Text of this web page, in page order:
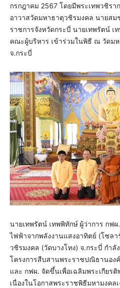
กรกฎาคม 2567 โดยมีพระเทพวชิรา
อาวาสวัดมหาธาตุวชิรมงคล นายส
ราชการจังหวัดกระบี่ นายเทพรัตน์ เ
คณะผู้บริหาร เข้าร่วมในพิธี ณ วัดม
จ.กระบี่
นายเทพรัตน์ เทพพิทักษ์ ผู้ว่าการ กฟ
ไฟฟ้าจากพลังงานแสงอาทิตย์ (โซล
วชิรมงคล (วัดบางโทง) จ.กระบี่ กำลั
โครงการสืบสานพระราชปณิธานอง
และ กฟผ. จัดขึ้นเพื่อเฉลิมพระเกียรติ
เนื่องในโอกาสพระราชพิธีมหามงค